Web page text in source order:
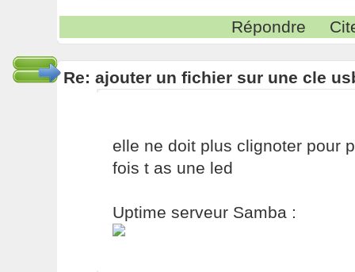
Répondre
Re: ajouter un fichier sur une cle
elle ne doit plus clignoter pour
fois t as une led
Uptime serveur Samba :